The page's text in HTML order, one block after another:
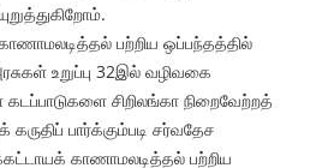
பற்றிய ஒப்பந்தத்தில்
உறுப்பு 32இல் வழிவகை
சிறிலங்கா நிறைவேற்றத்
கருதிப் பார்க்கும்படி சர்வதேச
காணாமலடித்தல் பற்றிய